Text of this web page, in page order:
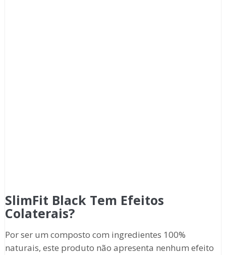
SlimFit Black Tem Efeitos
Colaterais?
Por ser um composto com ingredientes 100%
naturais, este produto não apresenta nenhum efeito